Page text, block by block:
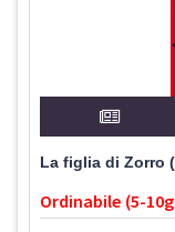
La figlia di Zorro
Ordinabile (5-